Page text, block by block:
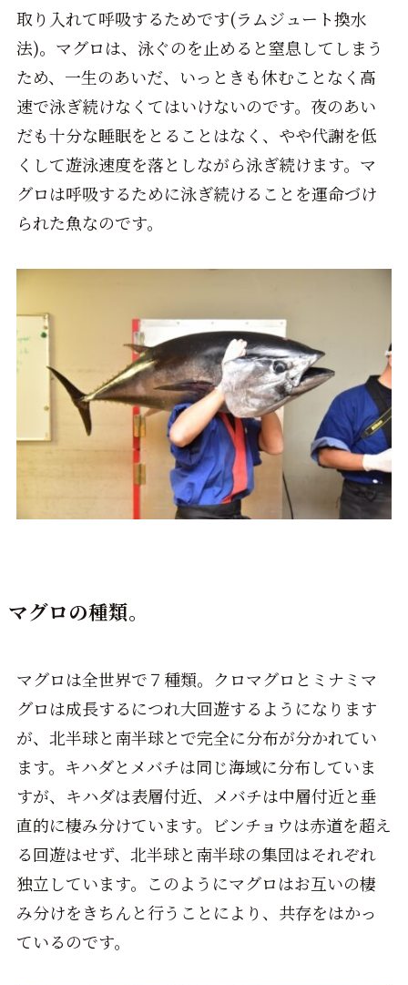
取り入れて呼吸するためです(ラムジュート換水
法)。マグロは、泳ぐのを止めると窒息してしまう
ため、一生のあいだ、いっときも休むことなく高
速で泳ぎ続けなくてはいけないのです。夜のあい
だも十分な睡眠をとることはなく、やや代謝を低
くして遊泳速度を落としながら泳ぎ続けます。マ
グロは呼吸するために泳ぎ続けることを運命づけ
られた魚なのです。
マグロの種類。
マグロは全世界で７種類。クロマグロとミナミマ
グロは成長するにつれ大回遊するようになります
が、北半球と南半球とで完全に分布が分かれてい
ます。キハダとメバチは同じ海域に分布していま
すが、キハダは表層付近、メバチは中層付近と垂
直的に棲み分けています。ビンチョウは赤道を超え
る回遊はせず、北半球と南半球の集団はそれぞれ
独立しています。このようにマグロはお互いの棲
み分けをきちんと行うことにより、共存をはかっ
ているのです。